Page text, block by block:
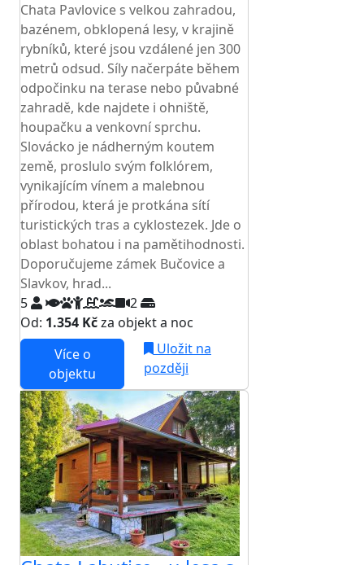
Chata Pavlovice s velkou zahradou,
bazénem, obklopená lesy, v krajině
rybníků, které jsou vzdálené jen 300
metrů odsud. Síly načerpáte během
odpočinku na terase nebo půvabné
zahradě, kde najdete i ohniště,
houpačku a venkovní sprchu.
Slovácko je nádherným koutem
země, proslulo svým folklórem,
vynikajícím vínem a malebnou
přírodou, která je protkána sítí
turistických tras a cyklostezek. Jde o
oblast bohatou i na pamětihodnosti.
Doporučujeme zámek Bučovice a
Slavkov, hrad...
5
2
Od: 1.354 Kčza objekt a noc
Více o
objektu
Uložit na
později